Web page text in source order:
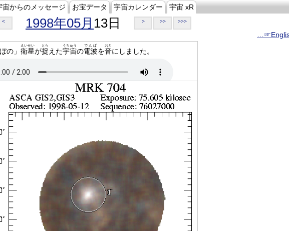
宙からのメッセージ お宝データ 宇宙カレンダー 宇宙 xR
< 1998年05月 13日 > >> >>>
の」 衛星
えいせい
が捉
とら
えた宇宙
うちゅう
の電波
でんぱ
を音
おと
にしました。